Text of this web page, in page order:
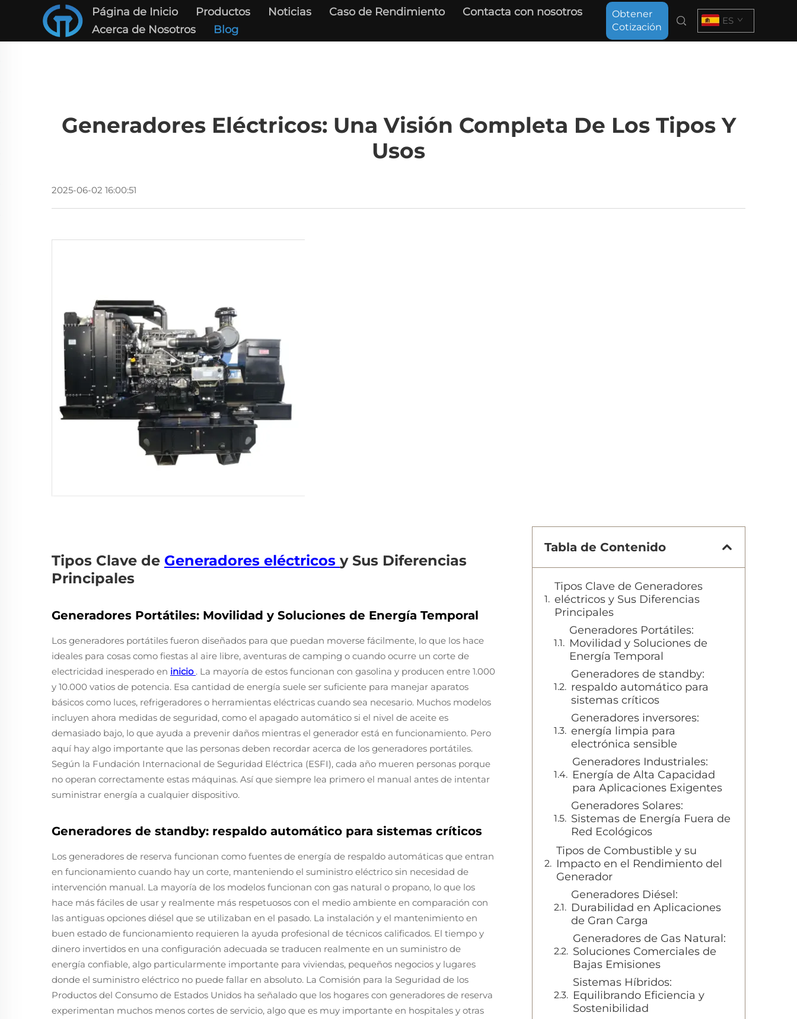
Página de Inicio Productos Noticias Caso de Rendimiento
Contacta con nosotros
Acerca de Nosotros
Blog
Obtener
Cotización
ES
Generadores Eléctricos: Una Visión Completa De Los Tipos Y
Usos
2025-06-02 16:00:51
Tipos Clave de Generadores eléctricos y Sus Diferencias
Principales
Generadores Portátiles: Movilidad y Soluciones de Energía Temporal
Los generadores portátiles fueron diseñados para que puedan moverse fácilmente, lo que los hace
ideales para cosas como fiestas al aire libre, aventuras de camping o cuando ocurre un corte de
electricidad inesperado en inicio . La mayoría de estos funcionan con gasolina y producen entre 1.000
y 10.000 vatios de potencia. Esa cantidad de energía suele ser suficiente para manejar aparatos
básicos como luces, refrigeradores o herramientas eléctricas cuando sea necesario. Muchos modelos
incluyen ahora medidas de seguridad, como el apagado automático si el nivel de aceite es
demasiado bajo, lo que ayuda a prevenir daños mientras el generador está en funcionamiento. Pero
aquí hay algo importante que las personas deben recordar acerca de los generadores portátiles.
Según la Fundación Internacional de Seguridad Eléctrica (ESFI), cada año mueren personas porque
no operan correctamente estas máquinas. Así que siempre lea primero el manual antes de intentar
suministrar energía a cualquier dispositivo.
Generadores de standby: respaldo automático para sistemas críticos
Los generadores de reserva funcionan como fuentes de energía de respaldo automáticas que entran
en funcionamiento cuando hay un corte, manteniendo el suministro eléctrico sin necesidad de
intervención manual. La mayoría de los modelos funcionan con gas natural o propano, lo que los
hace más fáciles de usar y realmente más respetuosos con el medio ambiente en comparación con
las antiguas opciones diésel que se utilizaban en el pasado. La instalación y el mantenimiento en
buen estado de funcionamiento requieren la ayuda profesional de técnicos calificados. El tiempo y
dinero invertidos en una configuración adecuada se traducen realmente en un suministro de
energía confiable, algo particularmente importante para viviendas, pequeños negocios y lugares
donde el suministro eléctrico no puede fallar en absoluto. La Comisión para la Seguridad de los
Productos del Consumo de Estados Unidos ha señalado que los hogares con generadores de reserva
experimentan muchos menos cortes de servicio, algo que es muy importante en hospitales y otras
Tabla de Contenido
Tipos Clave de Generadores
eléctricos y Sus Diferencias
Principales
Generadores Portátiles:
Movilidad y Soluciones de
Energía Temporal
Generadores de standby:
respaldo automático para
sistemas críticos
Generadores inversores:
energía limpia para
electrónica sensible
Generadores Industriales:
Energía de Alta Capacidad
para Aplicaciones Exigentes
Generadores Solares:
Sistemas de Energía Fuera de
Red Ecológicos
Tipos de Combustible y su
Impacto en el Rendimiento del
Generador
Generadores Diésel:
Durabilidad en Aplicaciones
de Gran Carga
Generadores de Gas Natural:
Soluciones Comerciales de
Bajas Emisiones
Sistemas Híbridos:
Equilibrando Eficiencia y
Sostenibilidad